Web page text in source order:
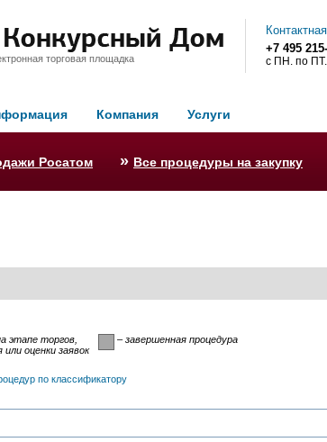
торговая площадка
+7 495
с ПН. по
Компания Услуги
Росатом » Все процедуры на закупку
этапе торгов,
оценки заявок
– завершенная процедура
по классификатору